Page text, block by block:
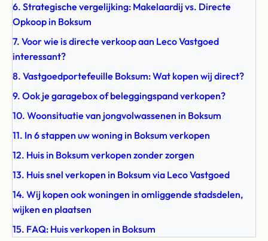
6. Strategische vergelijking: Makelaardij vs. Directe
Opkoop in Boksum
7. Voor wie is directe verkoop aan Leco Vastgoed
interessant?
8. Vastgoedportefeuille Boksum: Wat kopen wij direct?
9. Ook je garagebox of beleggingspand verkopen?
10. Woonsituatie van jongvolwassenen in Boksum
11. In 6 stappen uw woning in Boksum verkopen
12. Huis in Boksum verkopen zonder zorgen
13. Huis snel verkopen in Boksum via Leco Vastgoed
14. Wij kopen ook woningen in omliggende stadsdelen,
wijken en plaatsen
15. FAQ: Huis verkopen in Boksum